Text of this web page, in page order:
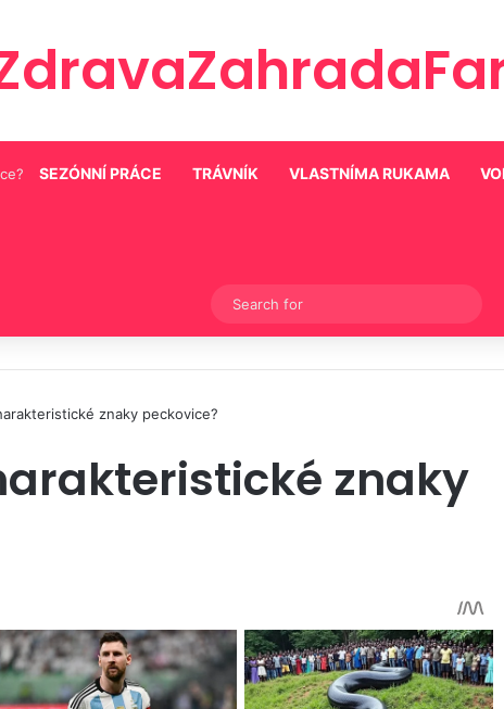
SEZÓNNÍ PRÁCE TRÁVNÍK VLASTNÍMA RUKAMA
Switch skin
for
znaky peckovice?
znaky